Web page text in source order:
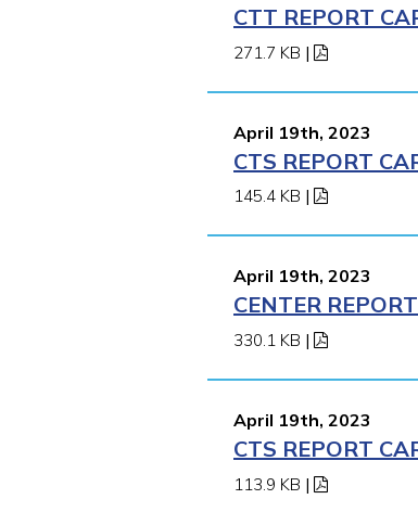
CTT REPORT
271.7 KB |
April 19th, 2023
CTS REPORT
145.4 KB |
April 19th, 2023
CENTER
330.1 KB |
April 19th, 2023
CTS REPORT
113.9 KB |